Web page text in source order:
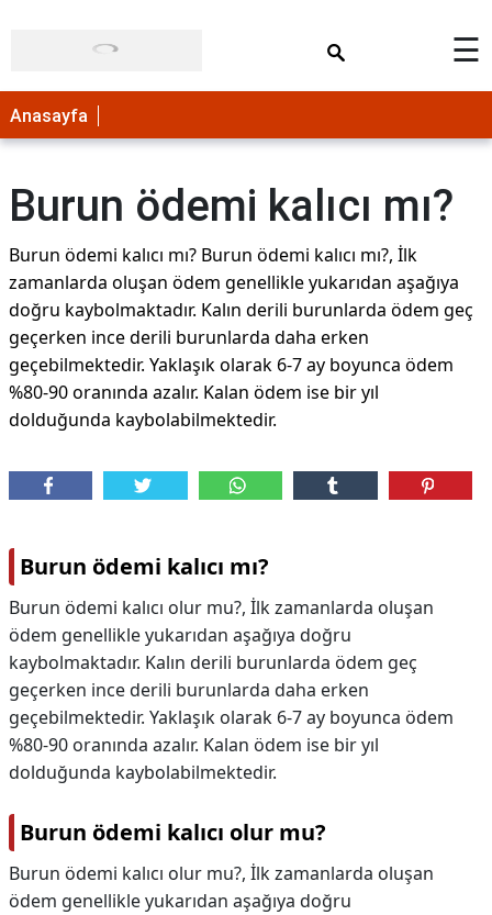
☰
Anasayfa
Burun ödemi kalıcı mı?
Burun ödemi kalıcı mı? Burun ödemi kalıcı mı?, İlk
zamanlarda oluşan ödem genellikle yukarıdan aşağıya
doğru kaybolmaktadır. Kalın derili burunlarda ödem geç
geçerken ince derili burunlarda daha erken
geçebilmektedir. Yaklaşık olarak 6-7 ay boyunca ödem
%80-90 oranında azalır. Kalan ödem ise bir yıl
dolduğunda kaybolabilmektedir.
Burun ödemi kalıcı mı?
Burun ödemi kalıcı olur mu?, İlk zamanlarda oluşan
ödem genellikle yukarıdan aşağıya doğru
kaybolmaktadır. Kalın derili burunlarda ödem geç
geçerken ince derili burunlarda daha erken
geçebilmektedir. Yaklaşık olarak 6-7 ay boyunca ödem
%80-90 oranında azalır. Kalan ödem ise bir yıl
dolduğunda kaybolabilmektedir.
Burun ödemi kalıcı olur mu?
Burun ödemi kalıcı olur mu?, İlk zamanlarda oluşan
ödem genellikle yukarıdan aşağıya doğru